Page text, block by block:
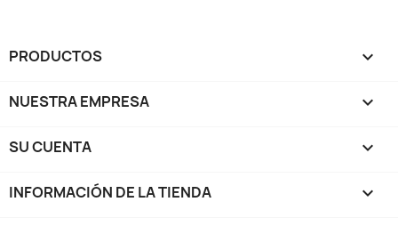
PRODUCTOS 
NUESTRA EMPRESA 
SU CUENTA 
INFORMACIÓN DE LA TIENDA keyboard_arrow_down